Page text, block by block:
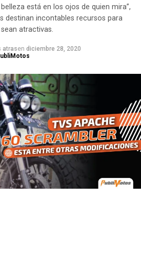
está en los ojos de quien mira”,
destinan incontables recursos para
atractivas.
atrasen diciembre 28, 2020